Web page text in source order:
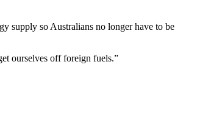
supply so Australians no longer have to be